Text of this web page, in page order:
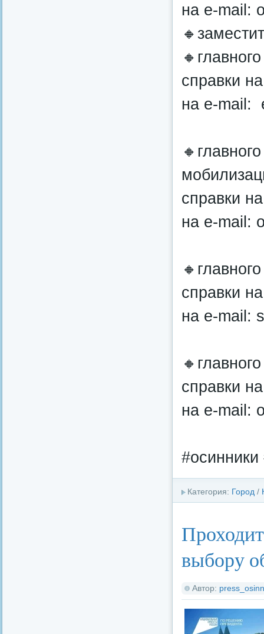
на e-mail:
справки
на e-mail:
справки
на e-mail:
справки
на e-mail:
справки
на e-mail:
#осинники
Категория: Город /
выбору
Автор: